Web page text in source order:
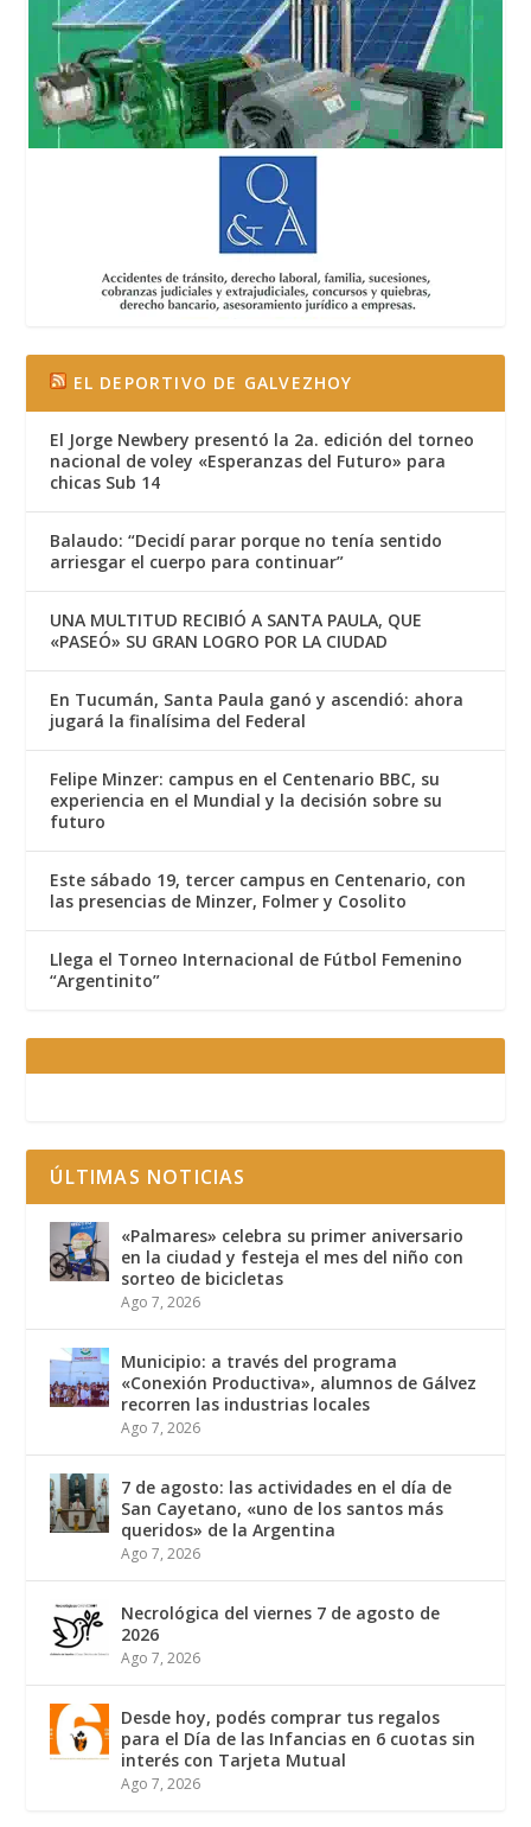
EL DEPORTIVO DE GALVEZHOY
El Jorge Newbery presentó la 2a. edición del torneo
nacional de voley «Esperanzas del Futuro» para
chicas Sub 14
Balaudo: “Decidí parar porque no tenía sentido
arriesgar el cuerpo para continuar”
UNA MULTITUD RECIBIÓ A SANTA PAULA, QUE
«PASEÓ» SU GRAN LOGRO POR LA CIUDAD
En Tucumán, Santa Paula ganó y ascendió: ahora
jugará la finalísima del Federal
Felipe Minzer: campus en el Centenario BBC, su
experiencia en el Mundial y la decisión sobre su
futuro
Este sábado 19, tercer campus en Centenario, con
las presencias de Minzer, Folmer y Cosolito
Llega el Torneo Internacional de Fútbol Femenino
“Argentinito”
ÚLTIMAS NOTICIAS
«Palmares» celebra su primer aniversario
en la ciudad y festeja el mes del niño con
sorteo de bicicletas
Ago 7, 2026
Municipio: a través del programa
«Conexión Productiva», alumnos de Gálvez
recorren las industrias locales
Ago 7, 2026
7 de agosto: las actividades en el día de
San Cayetano, «uno de los santos más
queridos» de la Argentina
Ago 7, 2026
Necrológica del viernes 7 de agosto de
2026
Ago 7, 2026
Desde hoy, podés comprar tus regalos
para el Día de las Infancias en 6 cuotas sin
interés con Tarjeta Mutual
Ago 7, 2026